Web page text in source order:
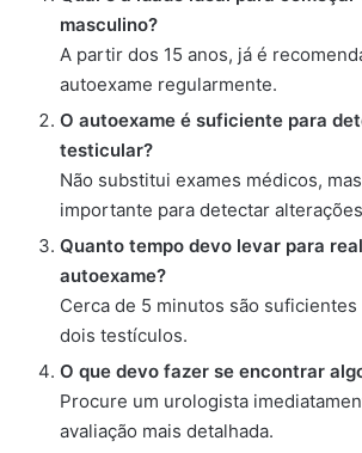
masculino?
A partir dos 15 anos, já é
autoexame regularmente.
O autoexame é suficiente para
testicular?
Não substitui exames médicos,
importante para detectar
Quanto tempo devo levar para
autoexame?
Cerca de 5 minutos são suficientes
dois testículos.
O que devo fazer se encontrar
Procure um urologista
avaliação mais detalhada.